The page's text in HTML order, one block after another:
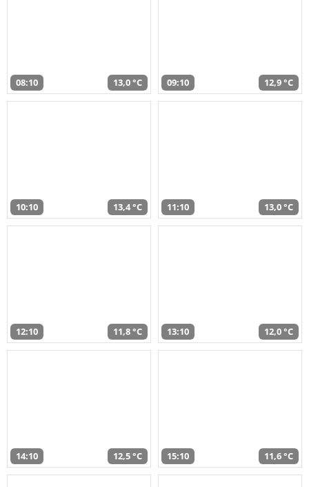
08:10 13,0 °C 09:10 12,9 °C
10:10 13,4 °C 11:10 13,0 °C
12:10 11,8 °C 13:10 12,0 °C
14:10 12,5 °C 15:10 11,6 °C